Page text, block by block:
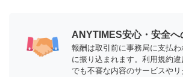
ANYTIMES安心・安全へ
報酬は取引前に事務局に支払
に振り込まれます。利用規約
でも不審な内容のサービスや